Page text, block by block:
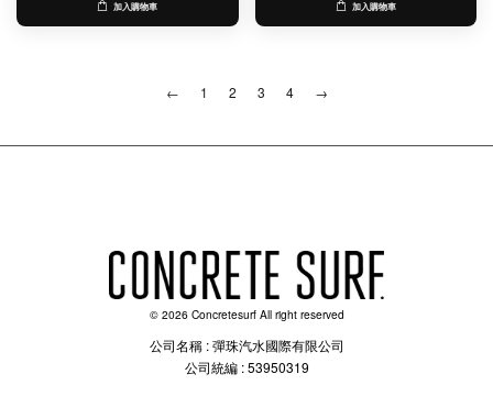
加入購物車 加入購物車
← 1 2 3 4 →
© 2026 Concretesurf All right reserved
公司名稱 : 彈珠汽水國際有限公司
公司統編 : 53950319